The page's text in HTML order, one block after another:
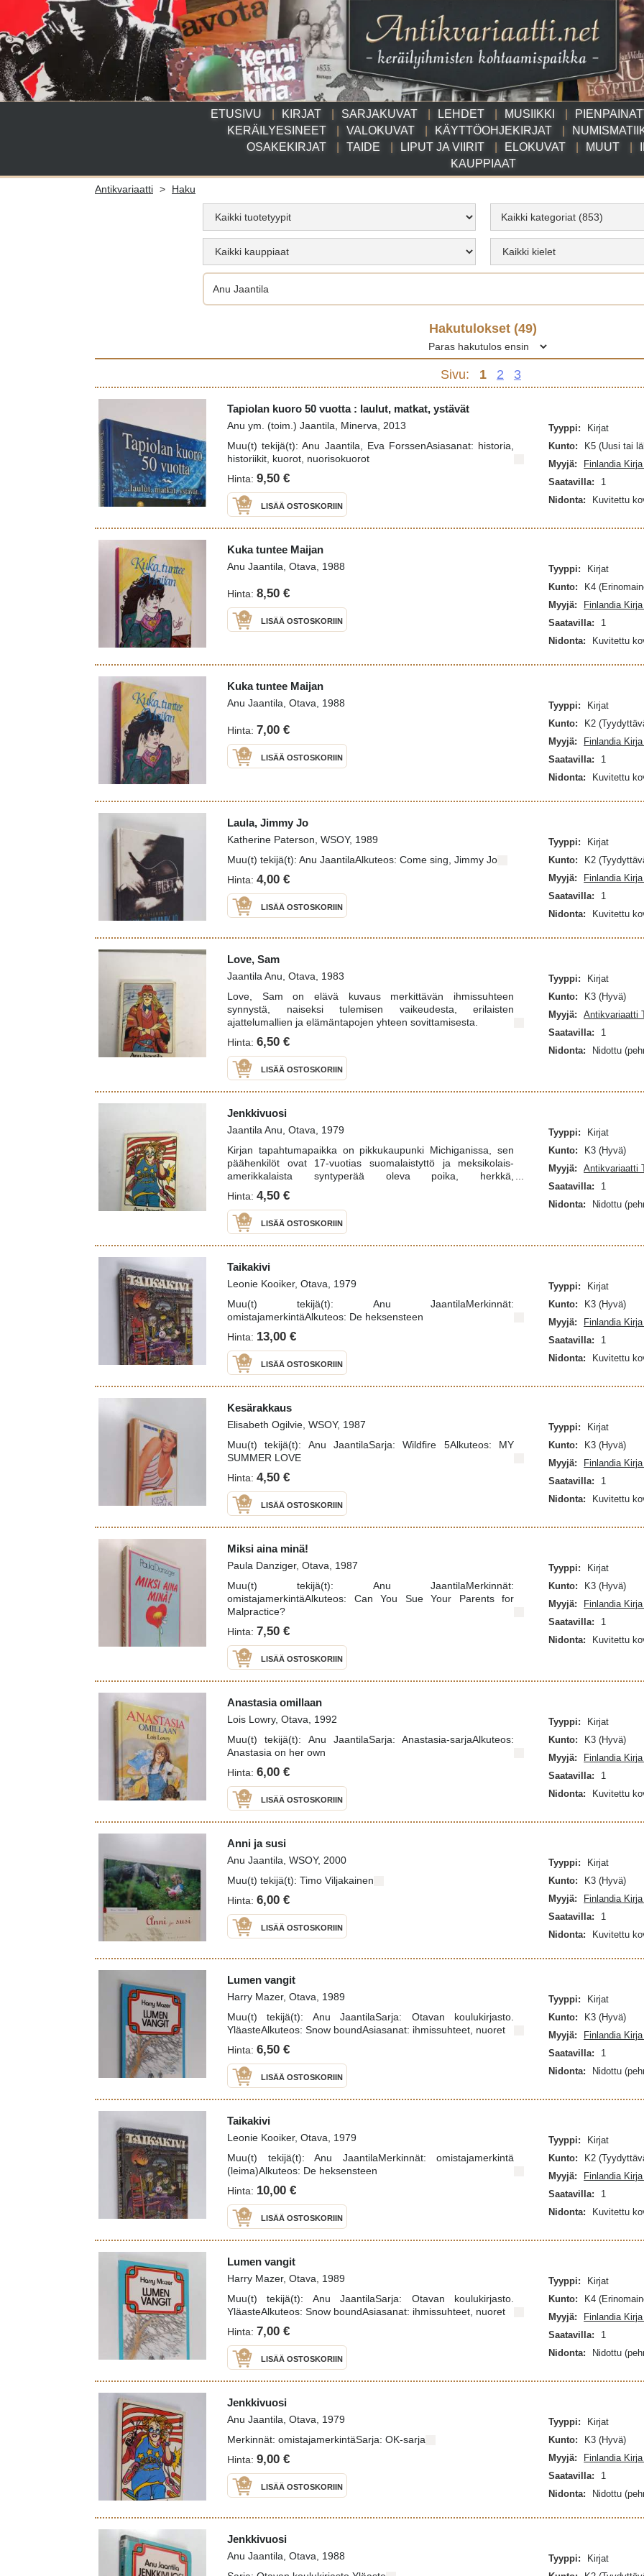
ETUSIVU KIRJAT SARJAKUVAT LEHDET MUSIIKKI
KERÄILYESINEET
VALOKUVAT KÄYTTÖOHJEKIRJAT
OSAKEKIRJAT
TAIDE LIPUT JA VIIRIT ELOKUVAT MUUT
KAUPPIAAT
Antikvariaatti > Haku
Kaikki kategoriat (853)
Hakutulokset (49)
Sivu: 1 2 3
Tapiolan kuoro 50 vuotta : laulut, matkat, ystävät
Anu ym. (toim.) Jaantila, Minerva, 2013
Muu(t) tekijä(t): Anu Jaantila, Eva ForssenAsiasanat: historia,
historiikit, kuorot, nuorisokuorot
Hinta: 9,50 €
LISÄÄ OSTOSKORIIN
Tyyppi:
Kirjat
Kunto:
K5 (Uusi tai
Myyjä:
Finlandia
Saatavilla:
1
Nidonta:
Kuvitettu
Kuka tuntee Maijan
Anu Jaantila, Otava, 1988
Hinta: 8,50 €
LISÄÄ OSTOSKORIIN
Tyyppi:
Kirjat
Kunto:
K4
Myyjä:
Finlandia
Saatavilla:
1
Nidonta:
Kuvitettu
Kuka tuntee Maijan
Anu Jaantila, Otava, 1988
Hinta: 7,00 €
LISÄÄ OSTOSKORIIN
Tyyppi:
Kirjat
Kunto:
K2
Myyjä:
Finlandia
Saatavilla:
1
Nidonta:
Kuvitettu
Laula, Jimmy Jo
Katherine Paterson, WSOY, 1989
Muu(t) tekijä(t): Anu JaantilaAlkuteos: Come sing, Jimmy Jo
Hinta: 4,00 €
LISÄÄ OSTOSKORIIN
Tyyppi:
Kirjat
Kunto:
K2
Myyjä:
Finlandia
Saatavilla:
1
Nidonta:
Kuvitettu
Love, Sam
Jaantila Anu, Otava, 1983
Love, Sam on elävä kuvaus merkittävän ihmissuhteen
synnystä, naiseksi tulemisen vaikeudesta, erilaisten
ajattelumallien ja elämäntapojen yhteen sovittamisesta.
Hinta: 6,50 €
LISÄÄ OSTOSKORIIN
Tyyppi:
Kirjat
Kunto:
K3 (Hyvä)
Myyjä:
Antikvariaatti
Saatavilla:
1
Nidonta:
Nidottu
Jenkkivuosi
Jaantila Anu, Otava, 1979
Kirjan tapahtumapaikka on pikkukaupunki Michiganissa, sen
päähenkilöt ovat 17-vuotias suomalaistyttö ja meksikolais-
amerikkalaista syntyperää oleva poika, herkkä,
huumorintajuinen, musikaalinen Saucer.
Hinta: 4,50 €
LISÄÄ OSTOSKORIIN
Tyyppi:
Kirjat
Kunto:
K3 (Hyvä)
Myyjä:
Antikvariaatti
Saatavilla:
1
Nidonta:
Nidottu
Taikakivi
Leonie Kooiker, Otava, 1979
Muu(t) tekijä(t): Anu JaantilaMerkinnät:
omistajamerkintäAlkuteos: De heksensteen
Hinta: 13,00 €
LISÄÄ OSTOSKORIIN
Tyyppi:
Kirjat
Kunto:
K3 (Hyvä)
Myyjä:
Finlandia
Saatavilla:
1
Nidonta:
Kuvitettu
Kesärakkaus
Elisabeth Ogilvie, WSOY, 1987
Muu(t) tekijä(t): Anu JaantilaSarja: Wildfire 5Alkuteos: MY
SUMMER LOVE
Hinta: 4,50 €
LISÄÄ OSTOSKORIIN
Tyyppi:
Kirjat
Kunto:
K3 (Hyvä)
Myyjä:
Finlandia
Saatavilla:
1
Nidonta:
Kuvitettu
Miksi aina minä!
Paula Danziger, Otava, 1987
Muu(t) tekijä(t): Anu JaantilaMerkinnät:
omistajamerkintäAlkuteos: Can You Sue Your Parents for
Malpractice?
Hinta: 7,50 €
LISÄÄ OSTOSKORIIN
Tyyppi:
Kirjat
Kunto:
K3 (Hyvä)
Myyjä:
Finlandia
Saatavilla:
1
Nidonta:
Kuvitettu
Anastasia omillaan
Lois Lowry, Otava, 1992
Muu(t) tekijä(t): Anu JaantilaSarja: Anastasia-sarjaAlkuteos:
Anastasia on her own
Hinta: 6,00 €
LISÄÄ OSTOSKORIIN
Tyyppi:
Kirjat
Kunto:
K3 (Hyvä)
Myyjä:
Finlandia
Saatavilla:
1
Nidonta:
Kuvitettu
Anni ja susi
Anu Jaantila, WSOY, 2000
Muu(t) tekijä(t): Timo Viljakainen
Hinta: 6,00 €
LISÄÄ OSTOSKORIIN
Tyyppi:
Kirjat
Kunto:
K3 (Hyvä)
Myyjä:
Finlandia
Saatavilla:
1
Nidonta:
Kuvitettu
Lumen vangit
Harry Mazer, Otava, 1989
Muu(t) tekijä(t): Anu JaantilaSarja: Otavan koulukirjasto.
YläasteAlkuteos: Snow boundAsiasanat: ihmissuhteet, nuoret
Hinta: 6,50 €
LISÄÄ OSTOSKORIIN
Tyyppi:
Kirjat
Kunto:
K3 (Hyvä)
Myyjä:
Finlandia
Saatavilla:
1
Nidonta:
Nidottu
Taikakivi
Leonie Kooiker, Otava, 1979
Muu(t) tekijä(t): Anu JaantilaMerkinnät: omistajamerkintä
(leima)Alkuteos: De heksensteen
Hinta: 10,00 €
LISÄÄ OSTOSKORIIN
Tyyppi:
Kirjat
Kunto:
K2
Myyjä:
Finlandia
Saatavilla:
1
Nidonta:
Kuvitettu
Lumen vangit
Harry Mazer, Otava, 1989
Muu(t) tekijä(t): Anu JaantilaSarja: Otavan koulukirjasto.
YläasteAlkuteos: Snow boundAsiasanat: ihmissuhteet, nuoret
Hinta: 7,00 €
LISÄÄ OSTOSKORIIN
Tyyppi:
Kirjat
Kunto:
K4
Myyjä:
Finlandia
Saatavilla:
1
Nidonta:
Nidottu
Jenkkivuosi
Anu Jaantila, Otava, 1979
Merkinnät: omistajamerkintäSarja: OK-sarja
Hinta: 9,00 €
LISÄÄ OSTOSKORIIN
Tyyppi:
Kirjat
Kunto:
K3 (Hyvä)
Myyjä:
Finlandia
Saatavilla:
1
Nidonta:
Nidottu
Jenkkivuosi
Anu Jaantila, Otava, 1988
Tyyppi:
Kirjat